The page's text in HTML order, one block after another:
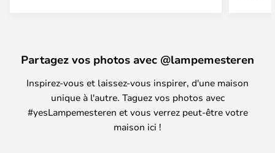
Partagez vos photos avec @lampemesteren
Inspirez-vous et laissez-vous inspirer, d'une maison
unique à l'autre. Taguez vos photos avec
#yesLampemesteren et vous verrez peut-être votre
maison ici !